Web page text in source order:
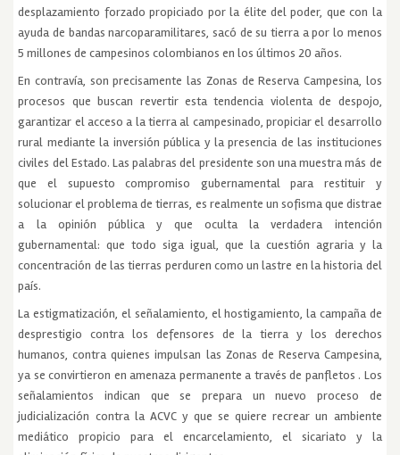
desplazamiento forzado propiciado por la élite del poder, que con la
ayuda de bandas narcoparamilitares, sacó de su tierra a por lo menos
5 millones de campesinos colombianos en los últimos 20 años.
En contravía, son precisamente las Zonas de Reserva Campesina, los
procesos que buscan revertir esta tendencia violenta de despojo,
garantizar el acceso a la tierra al campesinado, propiciar el desarrollo
rural mediante la inversión pública y la presencia de las instituciones
civiles del Estado. Las palabras del presidente son una muestra más de
que el supuesto compromiso gubernamental para restituir y
solucionar el problema de tierras, es realmente un sofisma que distrae
a la opinión pública y que oculta la verdadera intención
gubernamental: que todo siga igual, que la cuestión agraria y la
concentración de las tierras perduren como un lastre en la historia del
país.
La estigmatización, el señalamiento, el hostigamiento, la campaña de
desprestigio contra los defensores de la tierra y los derechos
humanos, contra quienes impulsan las Zonas de Reserva Campesina,
ya se convirtieron en amenaza permanente a través de panfletos . Los
señalamientos indican que se prepara un nuevo proceso de
judicialización contra la ACVC y que se quiere recrear un ambiente
mediático propicio para el encarcelamiento, el sicariato y la